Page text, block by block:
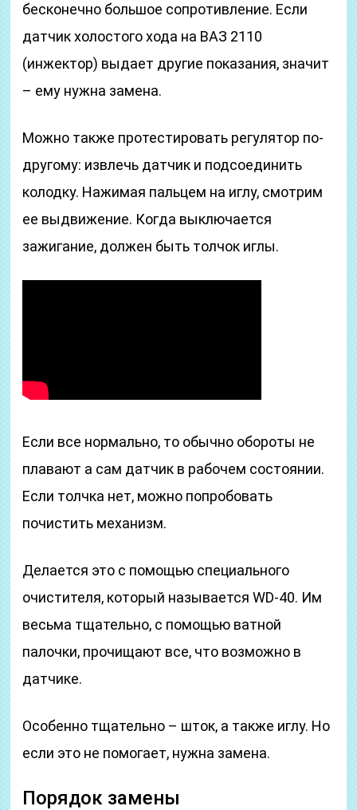
бесконечно большое сопротивление. Если
датчик холостого хода на ВАЗ 2110
(инжектор) выдает другие показания, значит
– ему нужна замена.
Можно также протестировать регулятор по-
другому: извлечь датчик и подсоединить
колодку. Нажимая пальцем на иглу, смотрим
ее выдвижение. Когда выключается
зажигание, должен быть толчок иглы.
Если все нормально, то обычно обороты не
плавают а сам датчик в рабочем состоянии.
Если толчка нет, можно попробовать
почистить механизм.
Делается это с помощью специального
очистителя, который называется WD-40. Им
весьма тщательно, с помощью ватной
палочки, прочищают все, что возможно в
датчике.
Особенно тщательно – шток, а также иглу. Но
если это не помогает, нужна замена.
Порядок замены